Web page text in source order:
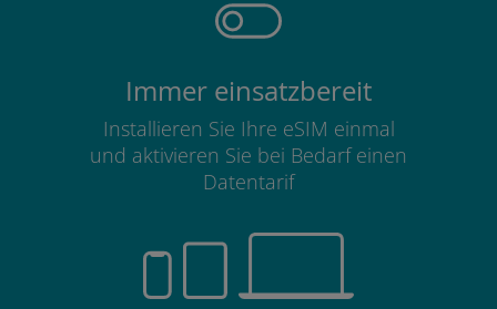
Immer einsatzbereit
Installieren Sie Ihre eSIM einmal
und aktivieren Sie bei Bedarf einen
Datentarif